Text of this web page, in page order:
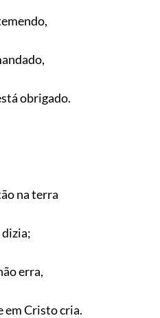
obrigado.
na terra
erra,
em Cristo cria.